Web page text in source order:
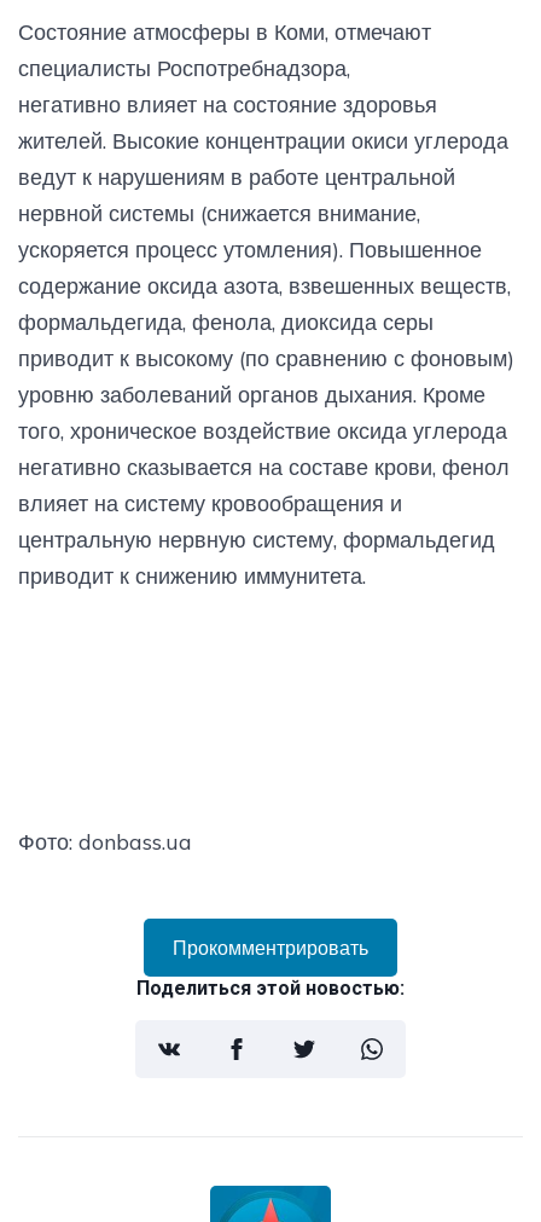
Состояние атмосферы в Коми, отмечают
специалисты Роспотребнадзора,
негативно влияет на состояние здоровья
жителей. Высокие концентрации окиси углерода
ведут к нарушениям в работе центральной
нервной системы (снижается внимание,
ускоряется процесс утомления). Повышенное
содержание оксида азота, взвешенных веществ,
формальдегида, фенола, диоксида серы
приводит к высокому (по сравнению с фоновым)
уровню заболеваний органов дыхания. Кроме
того, хроническое воздействие оксида углерода
негативно сказывается на составе крови, фенол
влияет на систему кровообращения и
центральную нервную систему, формальдегид
приводит к снижению иммунитета.
Фото: donbass.ua
Прокомментрировать
Поделиться этой новостью: